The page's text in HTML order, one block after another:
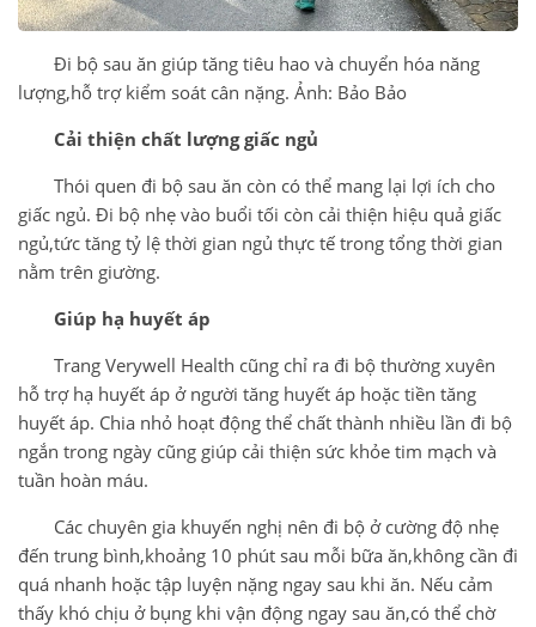
Đi bộ sau ăn giúp tăng tiêu hao và chuyển hóa năng
lượng,hỗ trợ kiểm soát cân nặng. Ảnh: Bảo Bảo
Cải thiện chất lượng giấc ngủ
Thói quen đi bộ sau ăn còn có thể mang lại lợi ích cho
giấc ngủ. Đi bộ nhẹ vào buổi tối còn cải thiện hiệu quả giấc
ngủ,tức tăng tỷ lệ thời gian ngủ thực tế trong tổng thời gian
nằm trên giường.
Giúp hạ huyết áp
Trang Verywell Health cũng chỉ ra đi bộ thường xuyên
hỗ trợ hạ huyết áp ở người tăng huyết áp hoặc tiền tăng
huyết áp. Chia nhỏ hoạt động thể chất thành nhiều lần đi bộ
ngắn trong ngày cũng giúp cải thiện sức khỏe tim mạch và
tuần hoàn máu.
Các chuyên gia khuyến nghị nên đi bộ ở cường độ nhẹ
đến trung bình,khoảng 10 phút sau mỗi bữa ăn,không cần đi
quá nhanh hoặc tập luyện nặng ngay sau khi ăn. Nếu cảm
thấy khó chịu ở bụng khi vận động ngay sau ăn,có thể chờ